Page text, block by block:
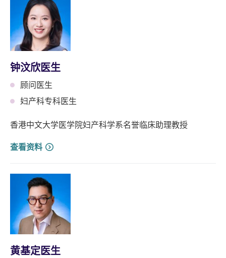
钟汶欣医生
顾问医生
妇产科专科医生
香港中文大学医学院妇产科学系名誉临床助理教授
查看资料
黄基定医生